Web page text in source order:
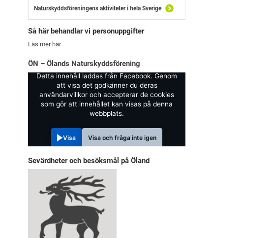
Naturskyddsföreningens aktiviteter i hela Sverige
Så här behandlar vi personuppgifter
Läs mer här
ÖN – Ölands Naturskyddsförening
Detta innehåll laddas från Facebook. Genom
att visa det godkänner du deras
användarvillkor och accepterar de cookies
som gör att innehållet kan visas på denna
webbplats.
Visa Visa och fråga inte igen
Sevärdheter och besöksmål på Öland